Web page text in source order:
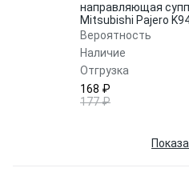
направляющая
Mitsubishi Pajero
Вероятность
Наличие
Отгрузка
168 ₽
177 ₽